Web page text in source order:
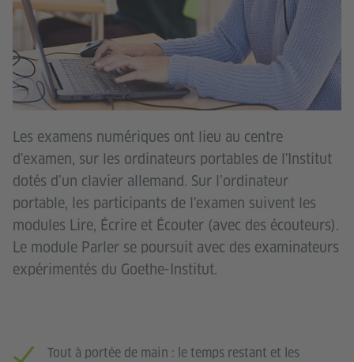
Les examens numériques ont lieu au centre
d'examen, sur les ordinateurs portables de l'Institut
dotés d’un clavier allemand. Sur l’ordinateur
portable, les participants de l'examen suivent les
modules Lire, Écrire et Écouter (avec des écouteurs).
Le module Parler se poursuit avec des examinateurs
expérimentés du Goethe-Institut.
Tout à portée de main : le temps restant et les